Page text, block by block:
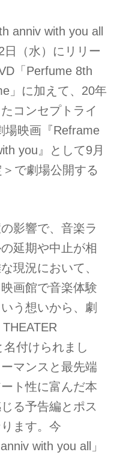
anniv with you all
日（水）にリリー
「Perfume 8th
」に加えて、20年
コンセプトライ
場映画『Reframe
you』として9月
で劇場公開する
影響で、音楽ラ
延期や中止が相
現況において、
画館で音楽体験
う想いから、劇
付けられまし
マンスと最先端
ト性に富んだ本
る予告編とポス
ます。今
with you all」